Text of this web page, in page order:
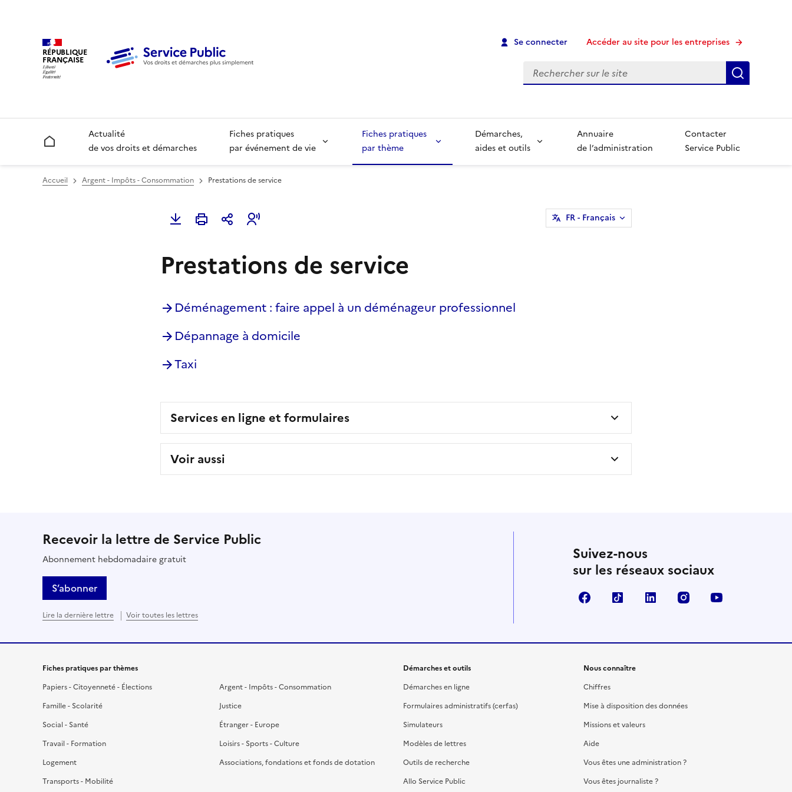
RÉPUBLIQUE
FRANÇAISE
Se connecter Accéder au site pour les entreprises
Recherche
Accueil
Actualité
de vos droits et démarches
Fiches pratiques
par événement de vie
Fiches pratiques
par thème
Démarches,
aides et outils
Annuaire
de l’administration
Contacter
Service Public
Accueil Argent - Impôts - Consommation Prestations de service
FR- Français
Prestations de service
Déménagement : faire appel à un déménageur professionnel
Dépannage à domicile
Taxi
Services en ligne et formulaires
Voir aussi
Recevoir la lettre de Service Public
Abonnement hebdomadaire gratuit
S’abonner
Lire la dernière lettre Voir toutes les lettres
Suivez-nous
sur les réseaux sociaux
FacebookTikTok LinkedIn Instagram
Fiches pratiques par thèmes
Papiers - Citoyenneté - Élections
Famille - Scolarité
Social - Santé
Travail - Formation
Logement
Transports - Mobilité
Argent - Impôts - Consommation
Justice
Étranger - Europe
Loisirs - Sports - Culture
Associations, fondations et fonds de dotation
Démarches et outils
Démarches en ligne
Formulaires administratifs (cerfas)
Simulateurs
Modèles de lettres
Outils de recherche
Allo Service Public
Nous connaître
Chiffres
Mise à disposition des données
Missions et valeurs
Aide
Vous êtes une administration ?
Vous êtes journaliste ?